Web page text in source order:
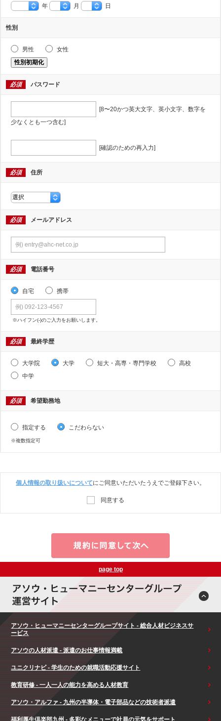
年 月 日
性別
男性
女性
性別初期化
必須 パスワード
[8〜20かつ英大文字、英小文字、数字を
少なくとも一つ含む]
[確認のための再入力]
必須 住所
必須 メールアドレス
必須 電話番号
自宅 携帯
※ハイフン(-)のご入力をお願いします。
必須 最終学歴
大学院 大学 短大・高専・専門学校
高校
中学
必須 希望勤務地
指定する こだわらない
※複数指定可
個人情報の取り扱いについてにご同意いただいたうえでご登録下さい。
同意する
page top
アソウ・ヒューマニーセンターグループサイト - 総合人材ビジネスサ
ービス
アソウの人材派遣 - 派遣のお仕事情報満載
ユニクリナビ - 学生のための就職活動応援サイト
教育研修 - 一人一人の能力を高める人材教育
アソウ・アルファ - 九州の半導体・電子部品などの技術者派遣
福利厚生倶楽部九州 - 多彩なメニューで社員の元気をサポート